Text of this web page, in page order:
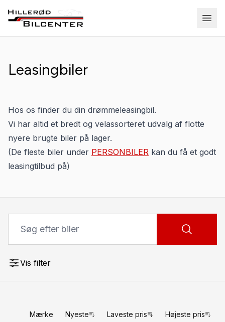
Leasingbiler
Hos os finder du din drømmeleasingbil.
Vi har altid et bredt og velassorteret udvalg af flotte
nyere brugte biler på lager.
(De fleste biler under PERSONBILER kan du få et godt
leasingtilbud på)
Vis filter
Mærke Nyeste Laveste pris Højeste pris